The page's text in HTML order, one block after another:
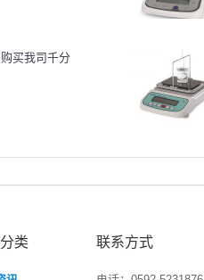
买我司千分
类 联系方式